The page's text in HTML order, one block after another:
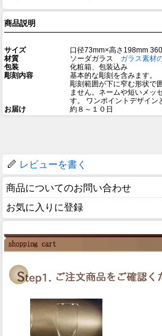
商品説明
サイズ
口径73mm×高さ198mm
材質
ソーダガラス ガラス素材
包装
化粧箱、包装込み
彫刻内容
基本的な彫刻を含みます。
彫刻範囲が下に窄む形状で
ません。ネームや短いメッ
す。 ワンポイントデザイン
お届け
約８～１０日
レビューを書く
商品についてのお問い合わせ
お気に入りに登録